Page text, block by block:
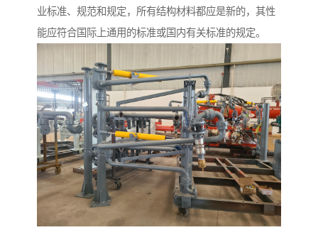
业标准、规范和规定，所有结构材料都应是新的，其性
能应符合国际上通用的标准或国内有关标准的规定。